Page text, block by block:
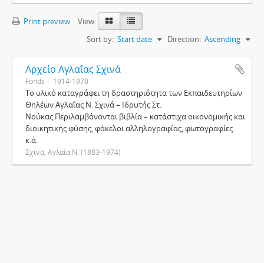
Print preview
View:
Sort by: Start date Direction: Ascending
Αρχείο Αγλαΐας Σχινά
Fonds 1914-1970
Το υλικό καταγράφει τη δραστηριότητα των Εκπαιδευτηρίων
Θηλέων Αγλαΐας Ν. Σχινά – Ιδρυτής Στ.
Νούκας.Περιλαμβάνονται βιβλία – κατάστιχα οικονομικής και
διοικητικής φύσης, φάκελοι αλληλογραφίας, φωτογραφίες
κ.ά.
Σχινά, Αγλαΐα Ν. (1883-1974)